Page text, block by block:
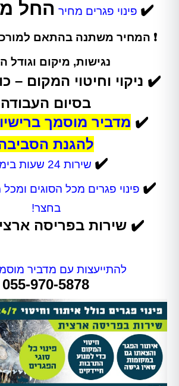
✔️ פינוי פגרים מחיר החל מ-
❗ המחיר משתנה בהתאם
נגישות, מיקום וגודל
✔️ ניקוי וחיטוי המקום –
בסיום העבודה
✔️ מדביר מוסמך
להגנת
✔️ שירות 24 שעות ביממה
✔️ פינוי פגרים מכל הסוגים
בחצר!
✔️ שירות בפריסה
להתייעצות עם מדביר
055-970-5878